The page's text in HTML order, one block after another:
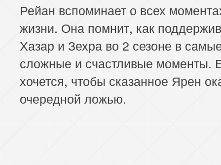
Рейан вспоминает о всех
жизни. Она помнит, как
Хазар и Зехра во 2 сезоне в
сложные и счастливые моменты.
хочется, чтобы сказанное Ярен
очередной ложью.